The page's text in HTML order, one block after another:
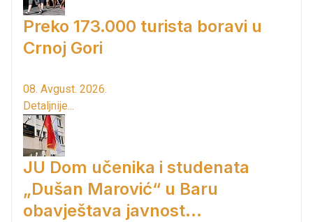
Preko 173.000 turista boravi u
Crnoj Gori
08. Avgust. 2026.
Detaljnije...
JU Dom učenika i studenata
„Dušan Marović“ u Baru
obavještava javnost...